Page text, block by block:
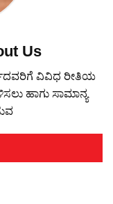
Us
ವಿವಿಧ ರೀತಿಯ
ಹಾಗು ಸಾಮಾನ್ಯ